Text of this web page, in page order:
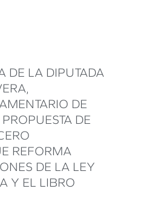
DE LA DIPUTADA
DE
DE
REFORMA
DE LA LEY
Y EL LIBRO